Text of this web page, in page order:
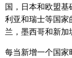
国，日本和欧盟
利亚和瑞士等国
兰，墨西哥和新加
每当新增一个国